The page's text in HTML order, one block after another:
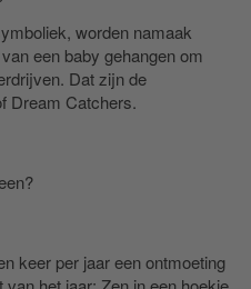
worden namaak
een baby gehangen om
Dat zijn de
Dream Catchers.
keer per jaar een ontmoeting